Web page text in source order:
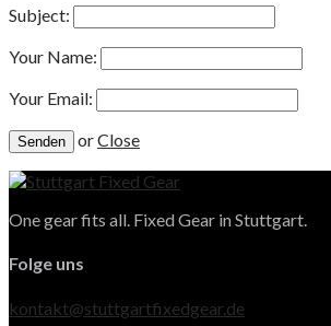
Subject:
Your Name:
Your Email:
orClose
One gear fits all. Fixed Gear in Stuttgart.
Folge uns
kontakt@stuttgartfixedgear.de